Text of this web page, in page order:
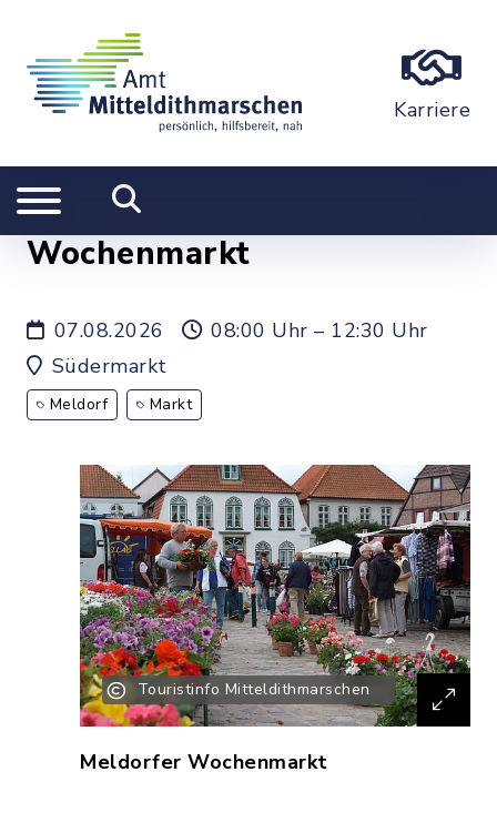
Karriere
Wochenmarkt
07.08.2026
08:00 Uhr – 12:30 Uhr
Südermarkt
Meldorf Markt
Touristinfo Mitteldithmarschen
Meldorfer Wochenmarkt